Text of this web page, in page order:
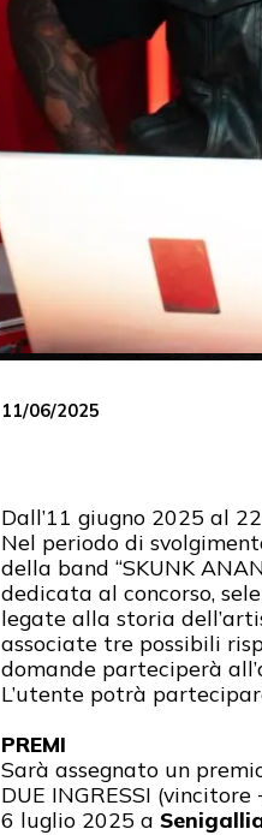
11/06/2025
Dall’11 giugno 2025 al
Nel periodo di
della band “SKUNK
dedicata al concorso,
legate alla storia
associate tre possibili
domande parteciperà
L’utente potrà
PREMI
Sarà assegnato un
DUE INGRESSI
6 luglio 2025 a